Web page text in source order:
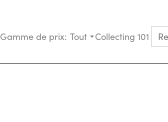
Gamme de prix: Tout Collecting 101